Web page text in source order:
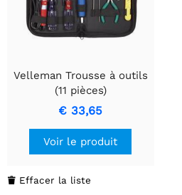
Velleman Trousse à outils
(11 pièces)
€ 33,65
Voir le produit
 Effacer la liste